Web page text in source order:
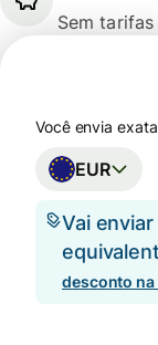
Sem
Você envia
EUR
Vai
desconto